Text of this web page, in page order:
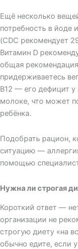
Ещё несколько
потребность в йоде
(CDC рекомендует
Витамин D
общая
придерживаетесь
B12 — его дефицит
молоке, что может
ребёнка.
Подобрать рацион,
ситуацию —
помощью
Нужна ли строгая
Короткий ответ —
организации не
строгую диету «на
обычно едите, если